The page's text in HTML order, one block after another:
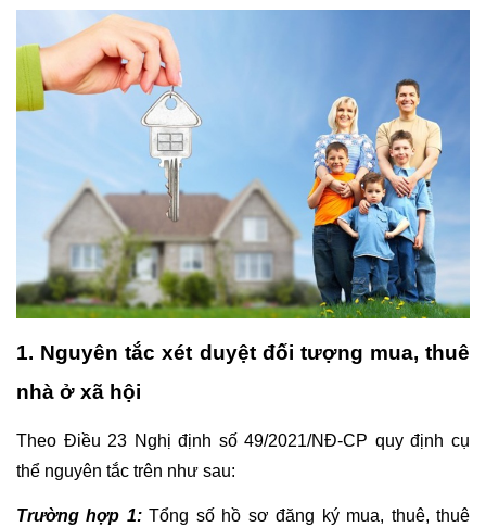
1. Nguyên tắc xét duyệt đối tượng mua, thuê
nhà ở xã hội
Theo Điều 23 Nghị định số 49/2021/NĐ-CP quy định cụ
thể nguyên tắc trên như sau:
Trường hợp 1: Tổng số hồ sơ đăng ký mua, thuê, thuê